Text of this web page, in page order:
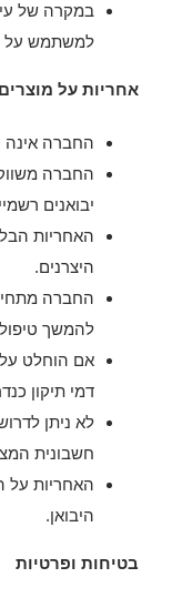
במקרה של
למשתמש על
אחריות על מוצרים
החברה אינה
החברה
יבואנים
האחריות
היצרנים.
החברה
להמשך
אם הוחלט
דמי תיקון
לא ניתן
חשבונית
האחריות על
היבואן.
בטיחות ופרטיות